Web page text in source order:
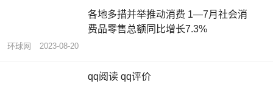
各地多措并举推动消费 1—7月社会消
费品零售总额同比增长7.3%
环球网 2023-08-20
qq阅读 qq评价